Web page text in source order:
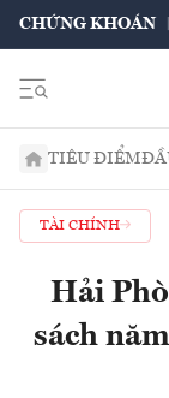
CHỨNG KHOÁN
TIÊU ĐIỂM
TÀI CHÍNH
Hải
sách